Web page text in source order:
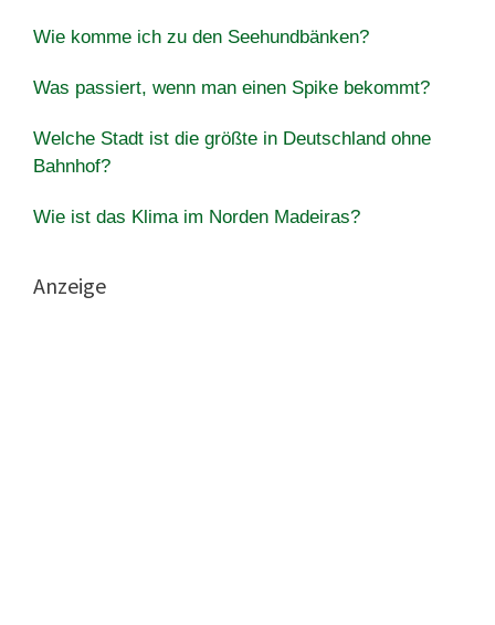
Wie komme ich zu den Seehundbänken?
Was passiert, wenn man einen Spike bekommt?
Welche Stadt ist die größte in Deutschland ohne
Bahnhof?
Wie ist das Klima im Norden Madeiras?
Anzeige